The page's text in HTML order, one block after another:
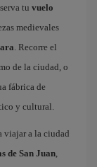
tu vuelo
medievales
. Recorre el
de la ciudad, o
fábrica de
y cultural.
viajar a la ciudad
de San Juan,